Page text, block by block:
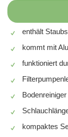
enthält
kommt mit
funktioniert
kompaktes